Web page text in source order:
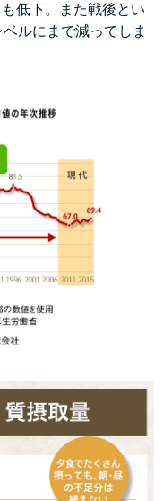
低下。また戦後とい
ルにまで減ってしま